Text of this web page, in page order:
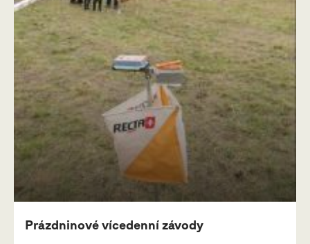
Prázdninové vícedenní závody